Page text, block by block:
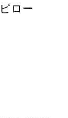
ロー